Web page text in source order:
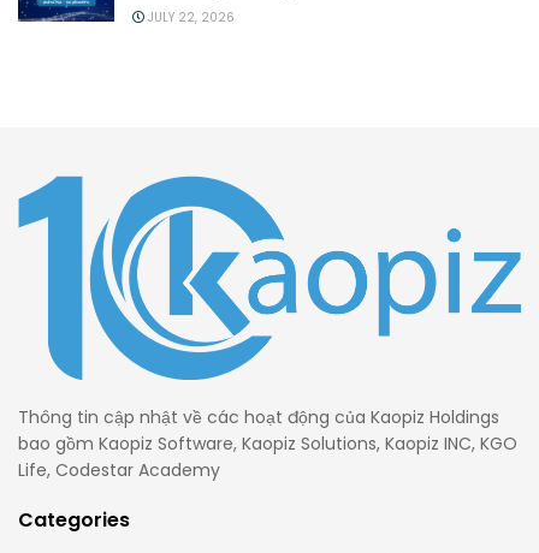
JULY 22, 2026
Thông tin cập nhật về các hoạt động của Kaopiz Holdings
bao gồm Kaopiz Software, Kaopiz Solutions, Kaopiz INC, KGO
Life, Codestar Academy
Categories